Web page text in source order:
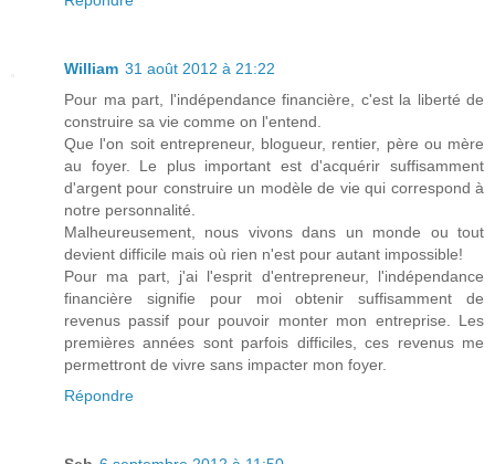
William 31 août 2012 à 21:22
Pour ma part, l'indépendance financière, c'est la liberté de
construire sa vie comme on l'entend.
Que l'on soit entrepreneur, blogueur, rentier, père ou mère
au foyer. Le plus important est d'acquérir suffisamment
d'argent pour construire un modèle de vie qui correspond à
notre personnalité.
Malheureusement, nous vivons dans un monde ou tout
devient difficile mais où rien n'est pour autant impossible!
Pour ma part, j'ai l'esprit d'entrepreneur, l'indépendance
financière signifie pour moi obtenir suffisamment de
revenus passif pour pouvoir monter mon entreprise. Les
premières années sont parfois difficiles, ces revenus me
permettront de vivre sans impacter mon foyer.
Répondre